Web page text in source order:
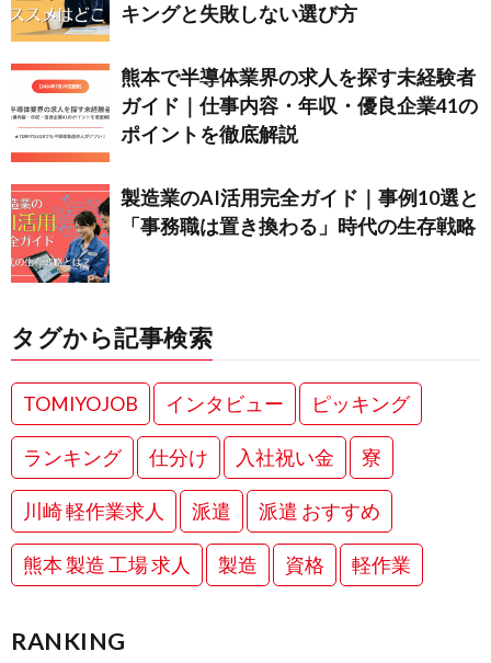
キングと失敗しない選び方
熊本で半導体業界の求人を探す未経験者
ガイド｜仕事内容・年収・優良企業41の
ポイントを徹底解説
製造業のAI活用完全ガイド｜事例10選と
「事務職は置き換わる」時代の生存戦略
タグから記事検索
TOMIYOJOB インタビュー ピッキング
ランキング 仕分け 入社祝い金 寮
川崎 軽作業求人 派遣 派遣 おすすめ
熊本 製造 工場 求人 製造 資格 軽作業
RANKING